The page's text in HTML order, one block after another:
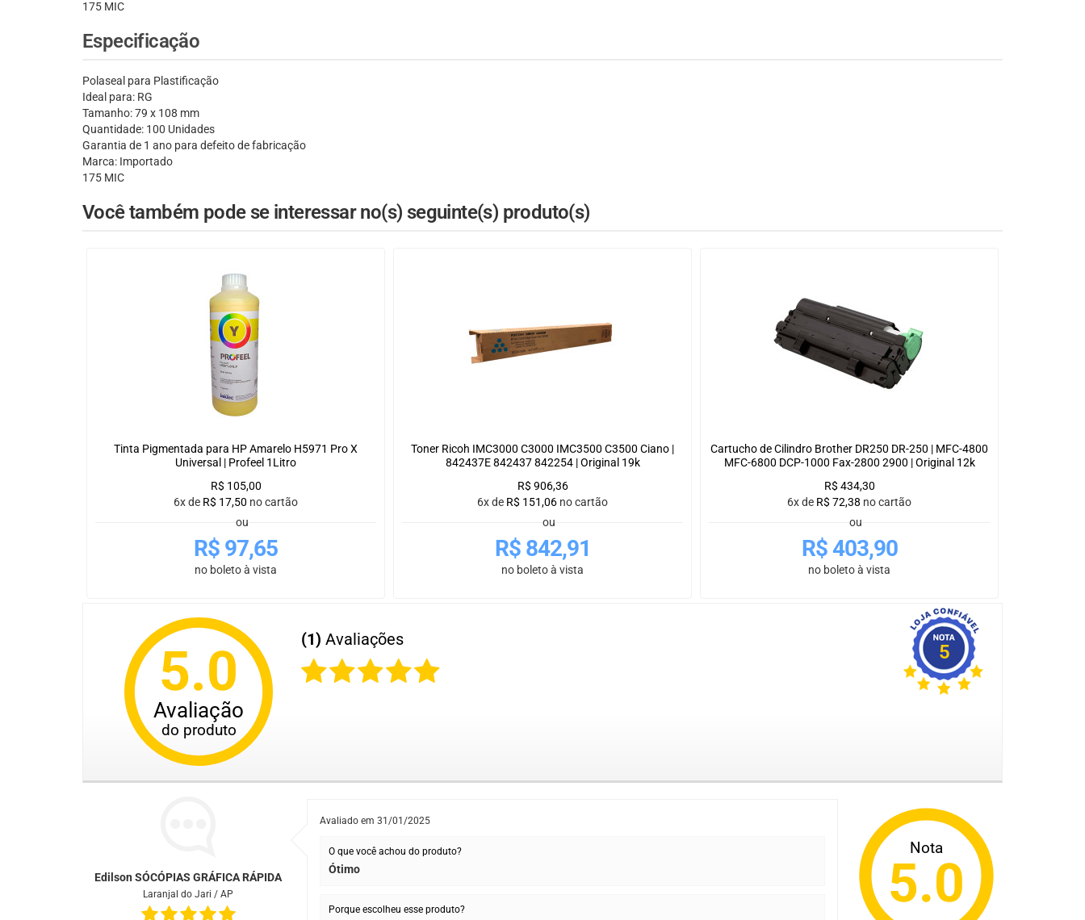
175 MIC
Especificação
Polaseal para Plastificação
Ideal para: RG
Tamanho: 79 x 108 mm
Quantidade: 100 Unidades
Garantia de 1 ano para defeito de fabricação
Marca: Importado
175 MIC
Você também pode se interessar no(s) seguinte(s) produto(s)
Tinta Pigmentada para HP Amarelo H5971 Pro X
Universal | Profeel 1Litro
R$ 105,00
6x de R$ 17,50 no cartão
ou
R$ 97,65
no boleto à vista
Toner Ricoh IMC3000 C3000 IMC3500 C3500 Ciano |
842437E 842437 842254 | Original 19k
R$ 906,36
6x de R$ 151,06 no cartão
ou
R$842,91
no boleto à vista
Cartucho de Cilindro Brother DR250 DR-250 | MFC-4800
MFC-6800 DCP-1000 Fax-2800 2900 | Original 12k
R$ 434,30
6x de R$ 72,38 no cartão
ou
R$403,90
no boleto à vista
5.0
Avaliação
do produto
(1) Avaliações
5
Edilson SÓCÓPIAS GRÁFICA RÁPIDA
Laranjal do Jari / AP
Avaliado em 31/01/2025
O que você achou do produto?
Ótimo
Porque escolheu esse produto?
Nota
5.0